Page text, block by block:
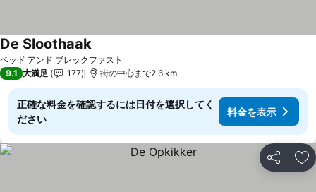
ベッド アンド ブレックファスト
De Sloothaak料金を表示
9.1 大満足 177 街の中心まで2.6 km
正確な料金を確認するには日付を選択してく
ださい
料金を表示
シェア お